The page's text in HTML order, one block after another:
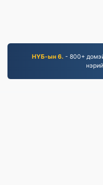
НҮБ-ын 6. - 800+